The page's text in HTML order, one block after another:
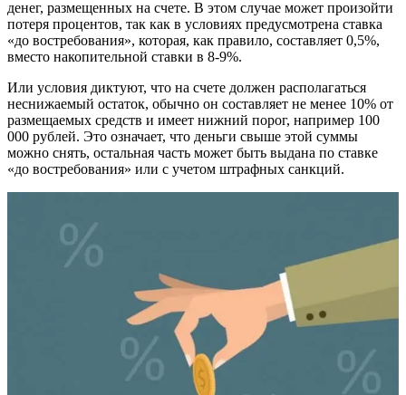
денег, размещенных на счете. В этом случае может произойти
потеря процентов, так как в условиях предусмотрена ставка
«до востребования», которая, как правило, составляет 0,5%,
вместо накопительной ставки в 8-9%.
Или условия диктуют, что на счете должен располагаться
неснижаемый остаток, обычно он составляет не менее 10% от
размещаемых средств и имеет нижний порог, например 100
000 рублей. Это означает, что деньги свыше этой суммы
можно снять, остальная часть может быть выдана по ставке
«до востребования» или с учетом штрафных санкций.